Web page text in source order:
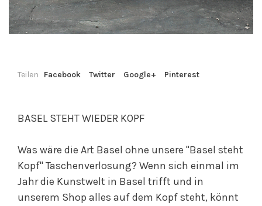
Teilen Facebook Twitter Google+ Pinterest
BASEL STEHT WIEDER KOPF
Was wäre die Art Basel ohne unsere "Basel steht
Kopf" Taschenverlosung? Wenn sich einmal im
Jahr die Kunstwelt in Basel trifft und in
unserem Shop alles auf dem Kopf steht, könnt